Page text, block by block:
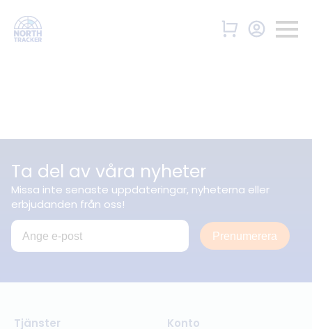
Ta del av våra nyheter
Missa inte senaste uppdateringar, nyheterna eller
erbjudanden från oss!
Prenumerera
Tjänster Konto